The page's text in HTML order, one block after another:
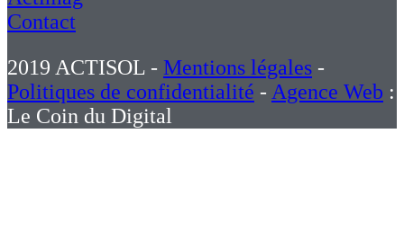
Contact
2019 ACTISOL - Mentions légales -
Politiques de confidentialité - Agence Web :
Le Coin du Digital